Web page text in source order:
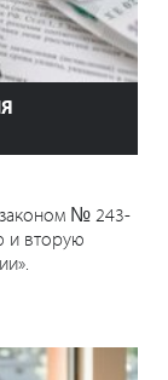
№ 243-
и вторую